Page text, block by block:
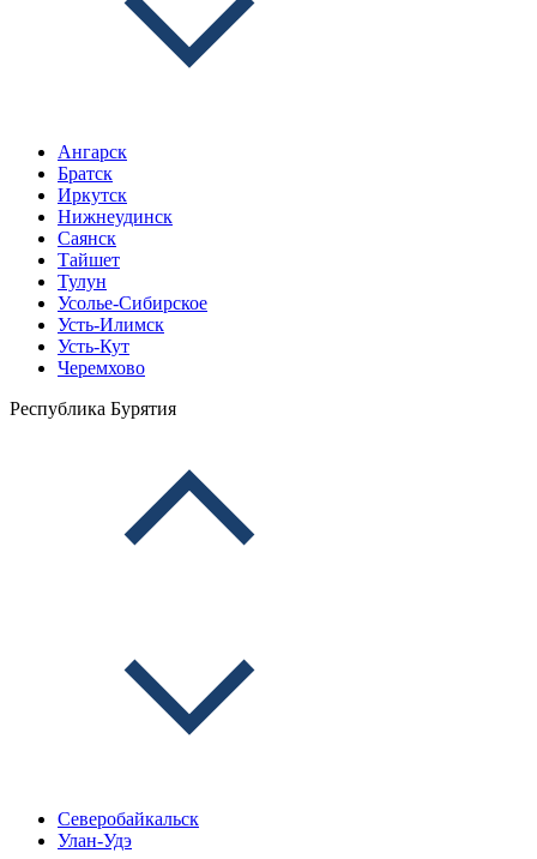
Ангарск
Братск
Иркутск
Нижнеудинск
Саянск
Тайшет
Тулун
Усолье-Сибирское
Усть-Илимск
Усть-Кут
Черемхово
Республика Бурятия
Северобайкальск
Улан-Удэ